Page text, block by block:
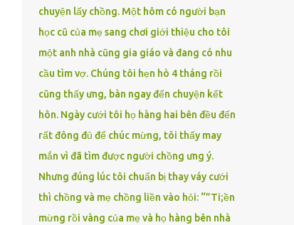
chuyện lấy chồng. Một hôm có người bạn
học cũ của mẹ sang chơi giới thiệu cho tôi
một anh nhà cũng gia giáo và đang có nhu
cầu tìm vợ. Chúng tôi hẹn hò 4 tháng rồi
cũng thấy ưng, bàn ngay đến chuyện kết
hôn. Ngày cưới tôi họ hàng hai bên đều đến
rất đông đủ để chúc mừng, tôi thấy may
mắn vì đã tìm được người chồng ưng ý.
Nhưng đúng lúc tôi chuẩn bị thay váy cưới
thì chồng và mẹ chồng liền vào hỏi: “”Ti;ền
mừng rồi vàng của mẹ và họ hàng bên nhà